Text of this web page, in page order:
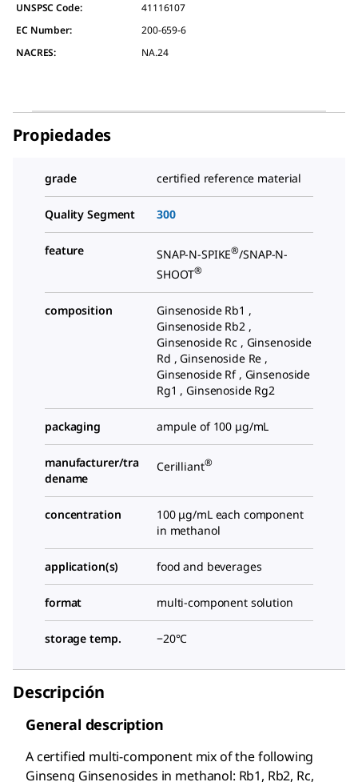
UNSPSC Code:
41116107
EC Number:
200-659-6
NACRES:
NA.24
Propiedades
grade certified reference material
Quality Segment 300
feature SNAP-N-SPIKE®/SNAP-N-
SHOOT®
composition
Ginsenoside Rb1 ,
Ginsenoside Rb2 ,
Ginsenoside Rc , Ginsenoside
Rd , Ginsenoside Re ,
Ginsenoside Rf , Ginsenoside
Rg1 , Ginsenoside Rg2
packaging ampule of 100 μg/mL
manufacturer/tra
dename
Cerilliant®
concentration
100 μg/mL each component
in methanol
application(s) food and beverages
format multi-component solution
storage temp. −20°C
Descripción
General description
A certified multi-component mix of the following
Ginseng Ginsenosides in methanol: Rb1, Rb2, Rc,